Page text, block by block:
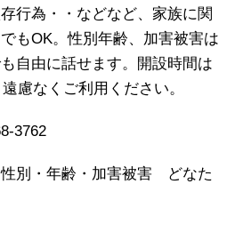
行為・・などなど、家族に関
もOK。性別年齢、加害被害は
自由に話せます。開設時間は
慮なくご利用ください。
3762
別・年齢・加害被害 どなた